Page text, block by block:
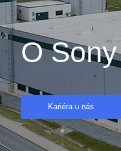
O
Kariéra u nás